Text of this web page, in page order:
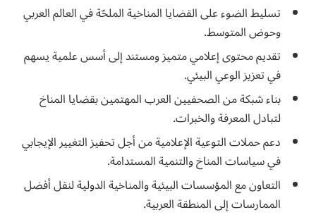
تسليط الضوء على القضايا المناخية الملحّة في العالم العربي
وحوض المتوسط.
تقديم محتوى إعلامي متميز ومستند إلى أسس علمية يسهم
في تعزيز الوعي البيئي.
بناء شبكة من الصحفيين العرب المهتمين بقضايا المناخ
لتبادل المعرفة والخبرات.
دعم حملات التوعية الإعلامية من أجل تحفيز التغيير الإيجابي
في سياسات المناخ والتنمية المستدامة.
التعاون مع المؤسسات البيئية والمناخية الدولية لنقل أفضل
الممارسات إلى المنطقة العربية.